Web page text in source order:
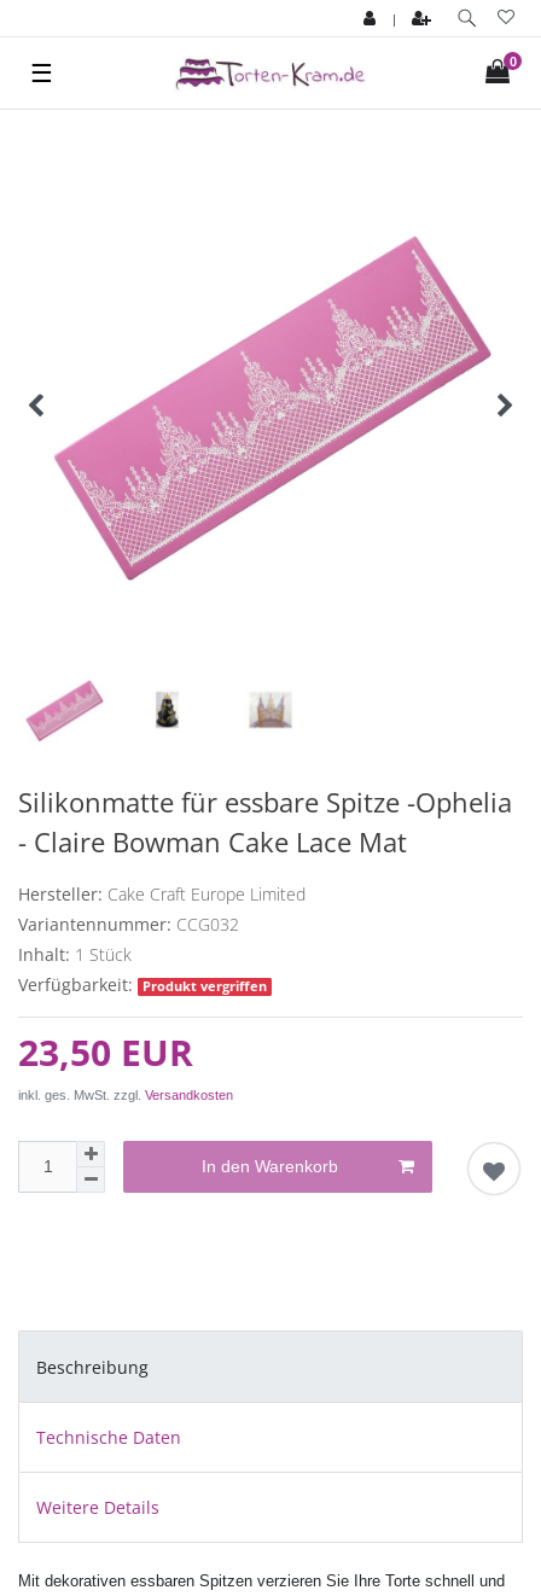
|
0
☰
Silikonmatte für essbare Spitze -Ophelia
- Claire Bowman Cake Lace Mat
Hersteller: Cake Craft Europe Limited
Variantennummer: CCG032
Inhalt: 1 Stück
Verfügbarkeit:
Produkt vergriffen
23,50 EUR
inkl. ges. MwSt. zzgl. Versandkosten
In den Warenkorb
Beschreibung
Technische Daten
Weitere Details
Mit dekorativen essbaren Spitzen verzieren Sie Ihre Torte schnell und